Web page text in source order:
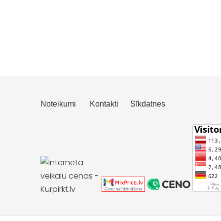
Noteikumi Kontakti Sīkdatnes